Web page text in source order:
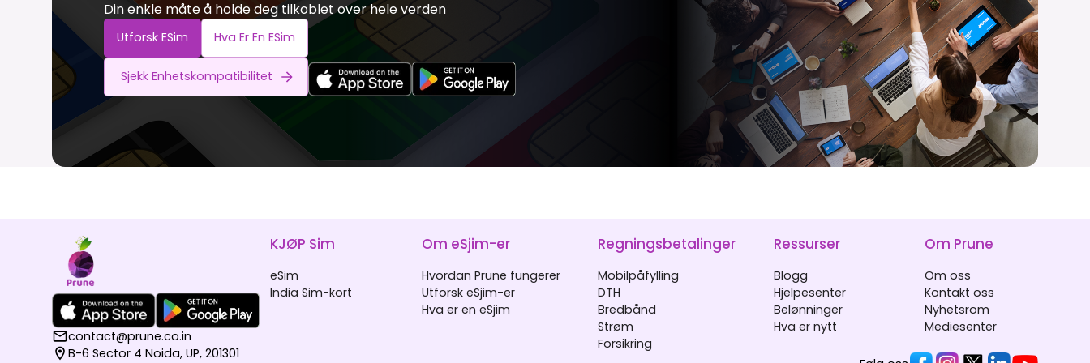
Din enkle måte å holde deg tilkoblet over hele verden
Utforsk ESim Hva Er En ESim
Sjekk Enhetskompatibilitet
contact@prune.co.in
B-6 Sector 4 Noida, UP, 201301
KJØP Sim
eSim
India Sim-kort
Om eSjim-er
Hvordan Prune fungerer
Utforsk eSjim-er
Hva er en eSjim
Regningsbetalinger
Mobilpåfylling
DTH
Bredbånd
Strøm
Forsikring
Ressurser
Blogg
Hjelpesenter
Belønninger
Hva er nytt
Om Prune
Om oss
Kontakt oss
Nyhetsrom
Mediesenter